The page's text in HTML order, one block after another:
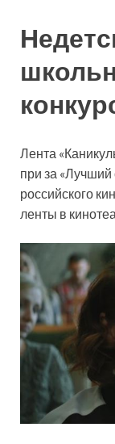
Лента
при за
российского
ленты в